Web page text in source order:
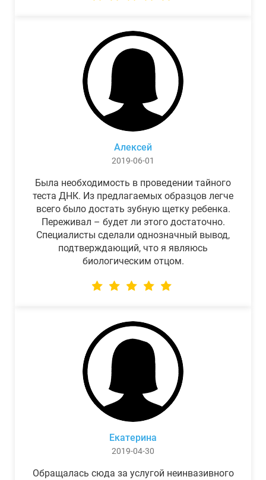
Алексей
2019-06-01
Была необходимость в проведении тайного
теста ДНК. Из предлагаемых образцов легче
всего было достать зубную щетку ребенка.
Переживал – будет ли этого достаточно.
Специалисты сделали однозначный вывод,
подтверждающий, что я являюсь
биологическим отцом.
Екатерина
2019-04-30
Обращалась сюда за услугой неинвазивного